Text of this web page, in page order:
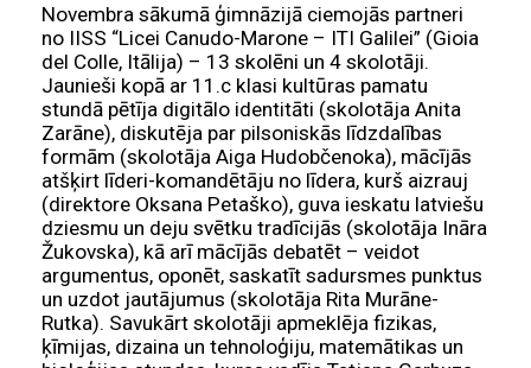
Novembra sākumā ģimnāzijā ciemojās partneri
no IISS “Licei Canudo-Marone – ITI Galilei” (Gioia
del Colle, Itālija) – 13 skolēni un 4 skolotāji.
Jaunieši kopā ar 11.c klasi kultūras pamatu
stundā pētīja digitālo identitāti (skolotāja Anita
Zarāne), diskutēja par pilsoniskās līdzdalības
formām (skolotāja Aiga Hudobčenoka), mācījās
atšķirt līderi-komandētāju no līdera, kurš aizrauj
(direktore Oksana Petaško), guva ieskatu latviešu
dziesmu un deju svētku tradīcijās (skolotāja Ināra
Žukovska), kā arī mācījās debatēt – veidot
argumentus, oponēt, saskatīt sadursmes punktus
un uzdot jautājumus (skolotāja Rita Murāne-
Rutka). Savukārt skolotāji apmeklēja fizikas,
ķīmijas, dizaina un tehnoloģiju, matemātikas un